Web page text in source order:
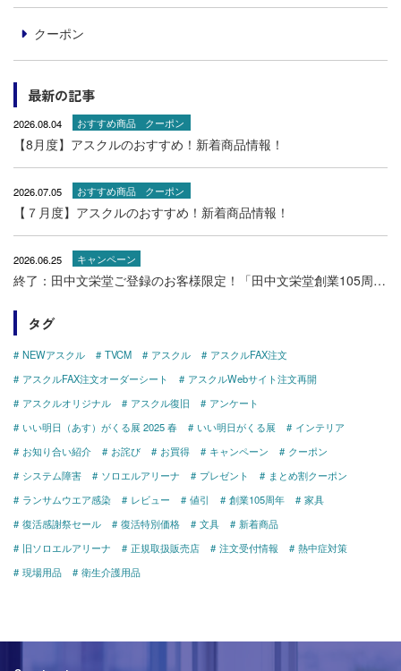
クーポン
最新の記事
2026.08.04 おすすめ商品 クーポン
【8月度】アスクルのおすすめ！新着商品情報！
2026.07.05 おすすめ商品 クーポン
【７月度】アスクルのおすすめ！新着商品情報！
2026.06.25 キャンペーン
終了：田中文栄堂ご登録のお客様限定！「田中文栄堂創業105周年記念キャンペーン！」特設ページ！（7306AK）
タグ
NEWアスクル TVCM アスクル
アスクルFAX注文
アスクルFAX注文オーダーシート
アスクルWebサイト注文再開
アスクルオリジナル
アスクル復旧
アンケート
いい明日（あす）がくる展 2025 春
いい明日がくる展
インテリア
お知り合い紹介
お詫び お買得 キャンペーン
クーポン
システム障害
ソロエルアリーナ プレゼント
まとめ割クーポン
ランサムウエア感染
レビュー 値引 創業105周年
家具
復活感謝祭セール
復活特別価格 文具
新着商品
旧ソロエルアリーナ
正規取扱販売店 注文受付情報
熱中症対策
現場用品
衛生介護用品